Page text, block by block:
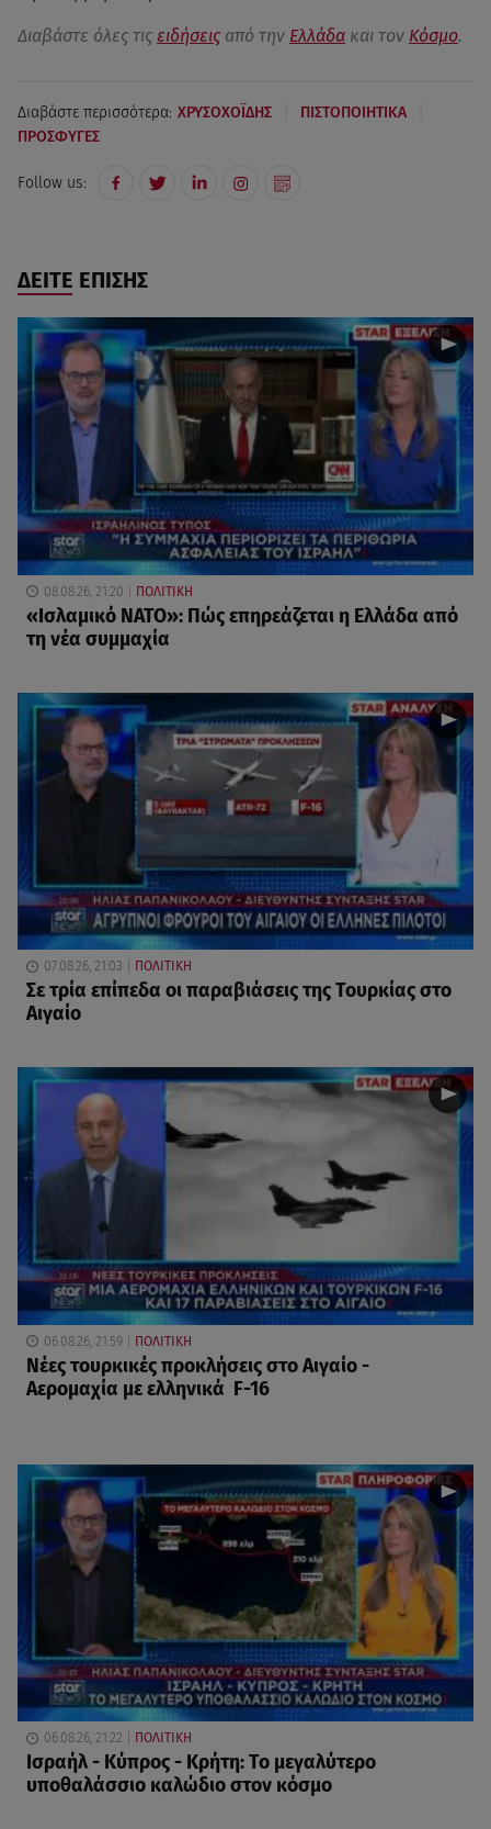
Διαβάστε όλες τις ειδήσεις από την Ελλάδα και τον Κόσμο.
Διαβάστε περισσότερα: ΧΡΥΣΟΧΟΪΔΗΣ ΠΙΣΤΟΠΟΙΗΤΙΚΑ
ΠΡΟΣΦΥΓΕΣ
Follow us:
ΔΕΙΤΕ ΕΠΙΣΗΣ
08.08.26, 21:20 ΠΟΛΙΤΙΚΗ
«Ισλαμικό ΝΑΤΟ»: Πώς επηρεάζεται η Ελλάδα από
τη νέα συμμαχία
07.08.26, 21:03 ΠΟΛΙΤΙΚΗ
Σε τρία επίπεδα οι παραβιάσεις της Τουρκίας στο
Αιγαίο
06.08.26, 21:59 ΠΟΛΙΤΙΚΗ
Νέες τουρκικές προκλήσεις στο Αιγαίο -
Αερομαχία με ελληνικά F-16
06.08.26, 21:22 ΠΟΛΙΤΙΚΗ
Ισραήλ - Κύπρος - Κρήτη: Το μεγαλύτερο
υποθαλάσσιο καλώδιο στον κόσμο